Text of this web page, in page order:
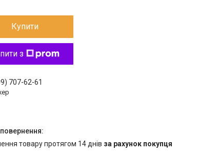
Купити
з
707-62-61
товару протягом 14 днів за рахунок покупця